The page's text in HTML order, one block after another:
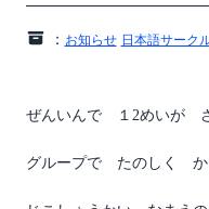
： お知らせ 日本語サーク
ぜんいんで １2めいが
グループで たのしく